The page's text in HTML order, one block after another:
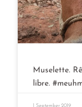
Muselette.
libre.
1 September 2019